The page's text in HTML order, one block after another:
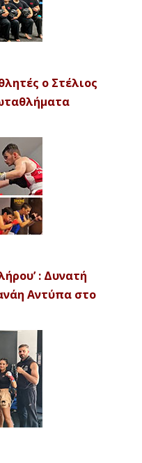
ο Στέλιος
: Δυνατή
Αντύπα στο